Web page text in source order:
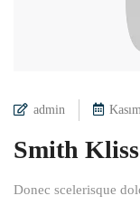
admin
Smith Kliss
Donec scelerisque